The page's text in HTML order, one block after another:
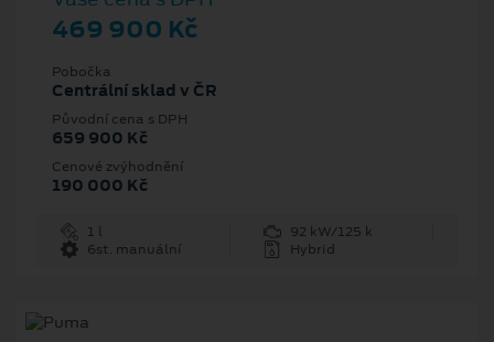
469 900 Kč
Pobočka
Centrální sklad v ČR
Původní cena s DPH
659 900 Kč
Cenové zvýhodnění
190 000 Kč
1 l
92 kW/125 k
6st. manuální
Hybrid